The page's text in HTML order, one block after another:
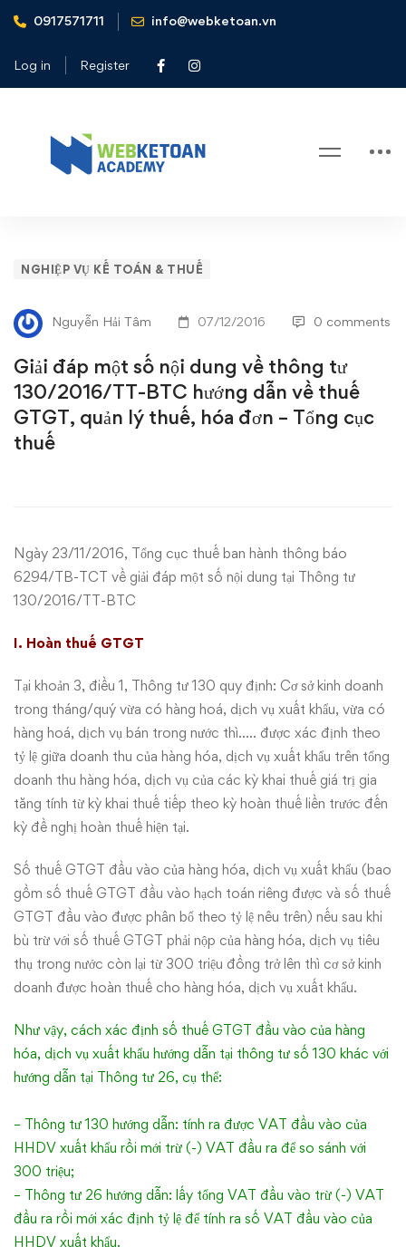
0917571711 info@webketoan.vn
Log in Register
Home
Nghiệp vụ Kế toán & Thuế
hướng dẫn về thuế GTGT, quản lý thuế, hóa đơn - Tổng cục
thuế
Blog
Giải
đáp
một
số
nội
thông
tư
130/2016/TT-
BTC
hướng
dẫn
về
thuế
GTGT,
quản
lý
thuế,
hóa
đơn
–
Tổng
cục
thuế
NGHIỆP VỤ KẾ TOÁN & THUẾ
Nguyễn Hải Tâm 07/12/2016 0 comments
Giải đáp một số nội dung về thông tư
130/2016/TT-BTC hướng dẫn về thuế
GTGT, quản lý thuế, hóa đơn – Tổng cục
thuế
Ngày 23/11/2016, Tổng cục thuế ban hành thông báo
6294/TB-TCT về giải đáp một số nội dung tại Thông tư
130/2016/TT-BTC
I. Hoàn thuế GTGT
Tại khoản 3, điều 1, Thông tư 130 quy định: Cơ sở kinh doanh
trong tháng/quý vừa có hàng hoá, dịch vụ xuất khẩu, vừa có
hàng hoá, dịch vụ bán trong nước thì….. được xác định theo
tỷ lệ giữa doanh thu của hàng hóa, dịch vụ xuất khẩu trên tổng
doanh thu hàng hóa, dịch vụ của các kỳ khai thuế giá trị gia
tăng tính từ kỳ khai thuế tiếp theo kỳ hoàn thuế liền trước đến
kỳ đề nghị hoàn thuế hiện tại.
Số thuế GTGT đầu vào của hàng hóa, dịch vụ xuất khẩu (bao
gồm số thuế GTGT đầu vào hạch toán riêng được và số thuế
GTGT đầu vào được phân bổ theo tỷ lệ nêu trên) nếu sau khi
bù trừ với số thuế GTGT phải nộp của hàng hóa, dịch vụ tiêu
thụ trong nước còn lại từ 300 triệu đồng trở lên thì cơ sở kinh
doanh được hoàn thuế cho hàng hóa, dịch vụ xuất khẩu.
Như vậy, cách xác định số thuế GTGT đầu vào của hàng
hóa, dịch vụ xuất khẩu hướng dẫn tại thông tư số 130 khác với
hướng dẫn tại Thông tư 26, cụ thể:
– Thông tư 130 hướng dẫn: tính ra được VAT đầu vào của
HHDV xuất khẩu rồi mới trừ (-) VAT đầu ra để so sánh với
300 triệu;
– Thông tư 26 hướng dẫn: lấy tổng VAT đầu vào trừ (-) VAT
đầu ra rồi mới xác định tỷ lệ để tính ra số VAT đầu vào của
HHDV xuất khẩu.